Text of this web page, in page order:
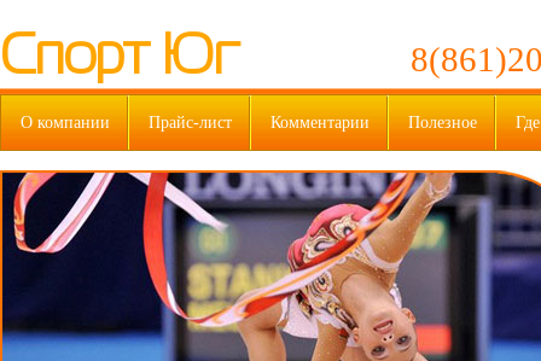
Спорт Юг
О компании Прайс-лист Комментарии Полезное